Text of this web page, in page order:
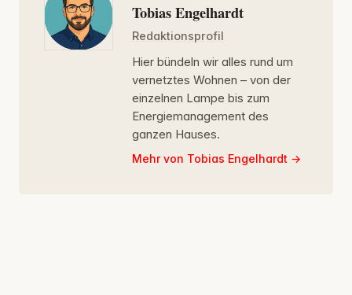
Tobias Engelhardt
Redaktionsprofil
Hier bündeln wir alles rund um
vernetztes Wohnen – von der
einzelnen Lampe bis zum
Energiemanagement des
ganzen Hauses.
Mehr von Tobias Engelhardt